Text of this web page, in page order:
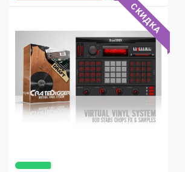
СКИДКА